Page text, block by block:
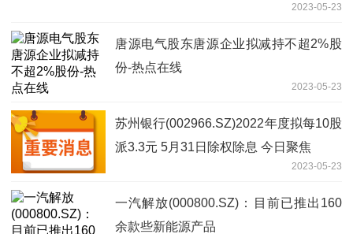
2023-05-23
唐源电气股东唐源企业拟减持不超2%股
份-热点在线
2023-05-23
苏州银行(002966.SZ)2022年度拟每10股
派3.3元 5月31日除权除息 今日聚焦
2023-05-23
一汽解放(000800.SZ)：目前已推出160
余款些新能源产品